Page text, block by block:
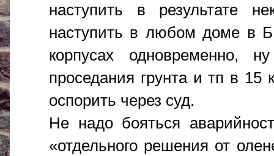
наступить в результате
наступить в любом доме в
корпусах одновременно,
проседания грунта и тп в
оспорить через суд.
Не надо бояться
«отдельного решения от